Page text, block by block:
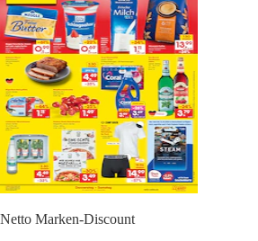
Netto Marken-Discount